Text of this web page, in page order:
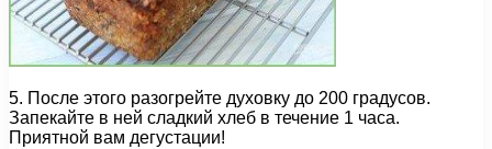
5. После этого разогрейте духовку до 200 градусов.
Запекайте в ней сладкий хлеб в течение 1 часа.
Приятной вам дегустации!